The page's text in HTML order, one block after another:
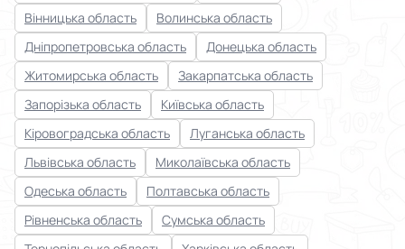
Вінницька область
Волинська область
Дніпропетровська область
Донецька область
Житомирська область
Закарпатська область
Запорізька область
Київська область
Кіровоградська область
Луганська область
Львівська область
Миколаївська область
Одеська область
Полтавська область
Рівненська область
Сумська область